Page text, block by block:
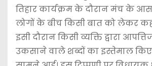
तिहार कार्यक्रम के दौरान मंच के
लोगों के बीच किसी बात को लेकर
इसी दौरान किसी व्यक्ति द्वारा
उकसाने वाले शब्दों का इस्तेमाल